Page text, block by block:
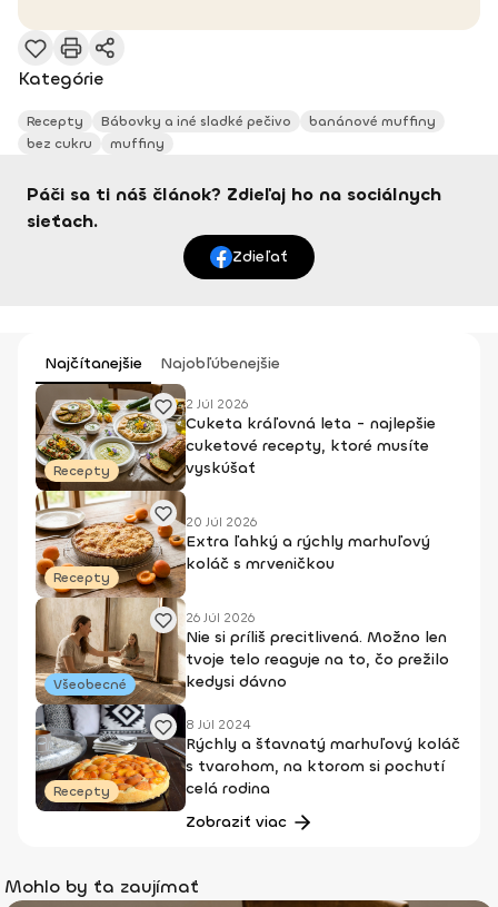
Kategórie
Recepty Bábovky a iné sladké pečivo
banánové muffiny
bez cukru
muffiny
Páči sa ti náš článok? Zdieľaj ho na sociálnych
sieťach.
Zdieľať
Najčítanejšie Najobľúbenejšie
Recepty
2 Júl 2026
Cuketa kráľovná leta - najlepšie
cuketové recepty, ktoré musíte
vyskúšať
Recepty
20 Júl 2026
Extra ľahký a rýchly marhuľový
koláč s mrveničkou
Všeobecné
26 Júl 2026
Nie si príliš precitlivená. Možno len
tvoje telo reaguje na to, čo prežilo
kedysi dávno
Recepty
8 Júl 2024
Rýchly a šťavnatý marhuľový koláč
s tvarohom, na ktorom si pochutí
celá rodina
Zobraziť viac
Mohlo by ťa zaujímať